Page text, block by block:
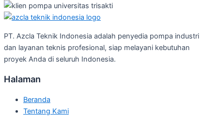
PT. Azcla Teknik Indonesia adalah penyedia pompa industri
dan layanan teknis profesional, siap melayani kebutuhan
proyek Anda di seluruh Indonesia.
Halaman
Beranda
Tentang Kami